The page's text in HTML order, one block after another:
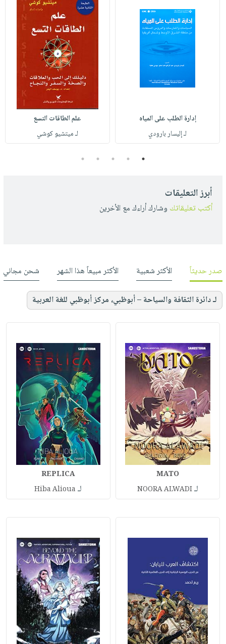
إدارة الطلب على المياه
لـ إليسار بارودي
علم الطاقات التسع
لـ ميتشيو كوشي
1
2
3
4
5
أبرز التعليقات
أكتب تعليقاتك وشارك أراءك مع الأخرين
صدر حديثاً الأكثر شعبية الأكثر مبيعاً هذا الشهر شحن مجاني
لـ دائرة الثقافة والسياحة – أبوظبي، مركز أبوظبي للغة العربية
MATO
لـNOORA ALWADI
REPLICA
لـ Hiba Alioua